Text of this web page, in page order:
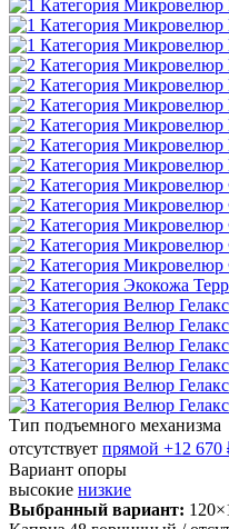
Тип подъемного механизма
отсутствует прямой +12 670
Вариант опоры
высокие низкие
Выбранный вариант: